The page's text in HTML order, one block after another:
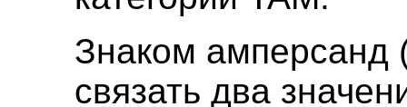
Знаком амперсанд
связать два